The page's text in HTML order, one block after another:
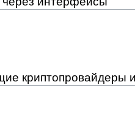
криптопровайдеры